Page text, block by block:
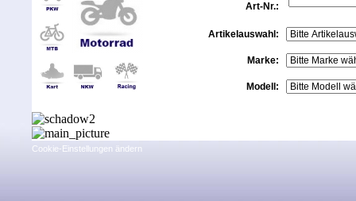
Art-Nr.:
Artikelauswahl:
Marke:
Modell:
Cookie-Einstellungen ändern